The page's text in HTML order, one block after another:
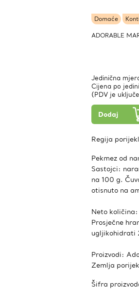
Domaće
ADORABLE
Jedinična
Cijena po
(PDV je
Dodaj
Regija
Pekmez od
Sastojci:
na 100 g.
otisnuto na
Neto količina:
Prosječne
ugljikohidrati
Proizvodi:
Zemlja
Šifra